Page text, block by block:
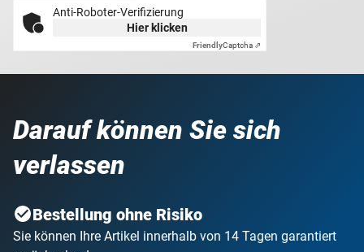
Anti-Roboter-Verifizierung
Hier klicken
FriendlyCaptcha ⇗
Darauf können Sie sich
verlassen
Bestellung ohne Risiko
Sie können Ihre Artikel innerhalb von 14 Tagen garantiert